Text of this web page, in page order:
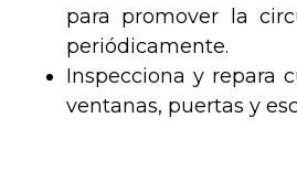
para promover la
periódicamente.
Inspecciona y repara
ventanas, puertas y